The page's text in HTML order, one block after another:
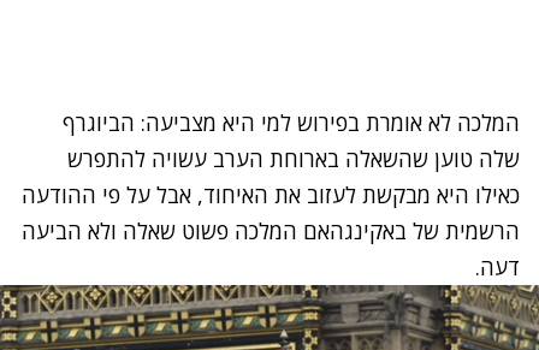
המלכה לא אומרת בפירוש למי היא מצביעה: הביוגרף
שלה טוען שהשאלה בארוחת הערב עשויה להתפרש
כאילו היא מבקשת לעזוב את האיחוד, אבל על פי ההודעה
הרשמית של באקינגהאם המלכה פשוט שאלה ולא הביעה
דעה.